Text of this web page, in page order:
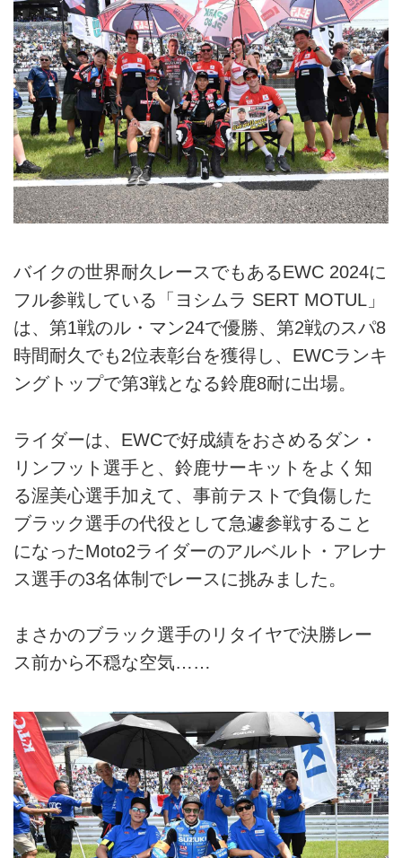
バイクの世界耐久レースでもあるEWC 2024に
フル参戦している「ヨシムラ SERT MOTUL」
は、第1戦のル・マン24で優勝、第2戦のスパ8
時間耐久でも2位表彰台を獲得し、EWCランキ
ングトップで第3戦となる鈴鹿8耐に出場。
ライダーは、EWCで好成績をおさめるダン・
リンフット選手と、鈴鹿サーキットをよく知
る渥美心選手加えて、事前テストで負傷した
ブラック選手の代役として急遽参戦すること
になったMoto2ライダーのアルベルト・アレナ
ス選手の3名体制でレースに挑みました。
まさかのブラック選手のリタイヤで決勝レー
ス前から不穏な空気……